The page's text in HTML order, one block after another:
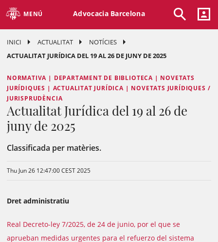
MENÚ Advocacia Barcelona
INICI ACTUALITAT
NOTÍCIES
ACTUALITAT JURÍDICA DEL 19 AL 26 DE JUNY DE 2025
NORMATIVA | DEPARTAMENT DE BIBLIOTECA | NOVETATS
JURÍDIQUES | ACTUALITAT JURÍDICA | NOVETATS JURÍDIQUES /
JURISPRUDÈNCIA
Actualitat Jurídica del 19 al 26 de
juny de 2025
Classificada per matèries.
Thu Jun 26 12:47:00 CEST 2025
Dret administratiu
Real Decreto-ley 7/2025, de 24 de junio, por el que se
aprueban medidas urgentes para el refuerzo del sistema